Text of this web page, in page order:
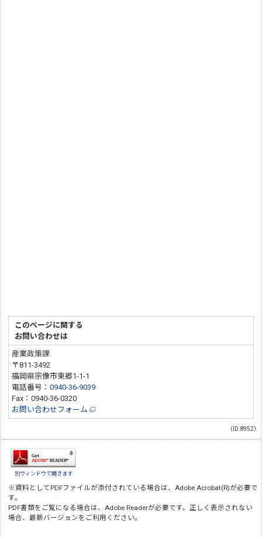
このページに関する
お問い合わせは
産業政策課
〒811-3492
福岡県宗像市東郷1-1-1
電話番号：0940-36-9039
Fax：0940-36-0320
お問い合わせフォーム
（ID:8952）
別ウィンドウで開きます
※資料としてPDFファイルが添付されている場合は、 Adobe Acrobat(R)が必要で
す。
PDF書類をご覧になる場合は、 Adobe Readerが必要です。正しく表示されない
場合、最新バージョンをご利用ください。